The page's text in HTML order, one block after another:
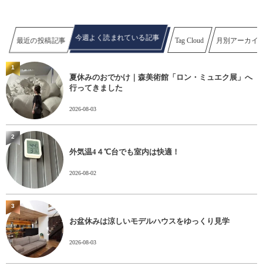
最近の投稿記事 今週よく読まれている記事 Tag Cloud 月別アーカイ
夏休みのおでかけ｜森美術館「ロン・ミュエク展」へ
行ってきました
2026-08-03
1
外気温4４℃台でも室内は快適！
2026-08-02
2
お盆休みは涼しいモデルハウスをゆっくり見学
2026-08-03
3